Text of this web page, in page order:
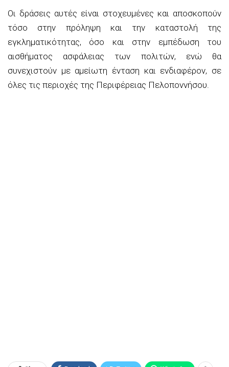
Οι δράσεις αυτές είναι στοχευμένες και αποσκοπούν
τόσο στην πρόληψη και την καταστολή της
εγκληματικότητας, όσο και στην εμπέδωση του
αισθήματος ασφάλειας των πολιτών, ενώ θα
συνεχιστούν με αμείωτη ένταση και ενδιαφέρον, σε
όλες τις περιοχές της Περιφέρειας Πελοποννήσου.